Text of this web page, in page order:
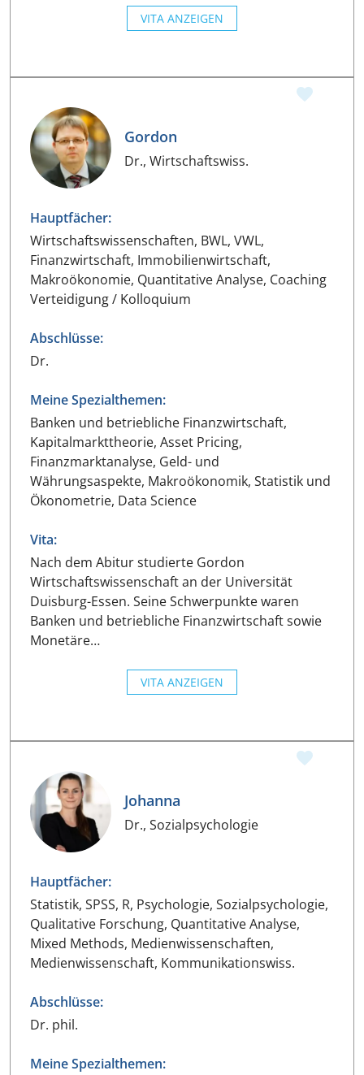
VITA ANZEIGEN
Gordon
Dr., Wirtschaftswiss.
Hauptfächer:
Wirtschaftswissenschaften, BWL, VWL,
Finanzwirtschaft, Immobilienwirtschaft,
Makroökonomie, Quantitative Analyse, Coaching
Verteidigung / Kolloquium
Abschlüsse:
Dr.
Meine Spezialthemen:
Banken und betriebliche Finanzwirtschaft,
Kapitalmarkttheorie, Asset Pricing,
Finanzmarktanalyse, Geld- und
Währungsaspekte, Makroökonomik, Statistik und
Ökonometrie, Data Science
Vita:
Nach dem Abitur studierte Gordon
Wirtschaftswissenschaft an der Universität
Duisburg-Essen. Seine Schwerpunkte waren
Banken und betriebliche Finanzwirtschaft sowie
Monetäre…
VITA ANZEIGEN
Johanna
Dr., Sozialpsychologie
Hauptfächer:
Statistik, SPSS, R, Psychologie, Sozialpsychologie,
Qualitative Forschung, Quantitative Analyse,
Mixed Methods, Medienwissenschaften,
Medienwissenschaft, Kommunikationswiss.
Abschlüsse:
Dr. phil.
Meine Spezialthemen: